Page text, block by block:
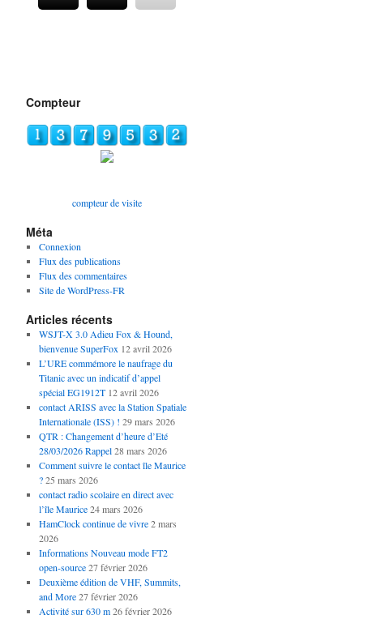
Compteur
compteur de visite
Méta
Connexion
Flux des publications
Flux des commentaires
Site de WordPress-FR
Articles récents
WSJT-X 3.0 Adieu Fox & Hound,
bienvenue SuperFox 12 avril 2026
L’URE commémore le naufrage du
Titanic avec un indicatif d’appel
spécial EG1912T 12 avril 2026
contact ARISS avec la Station Spatiale
Internationale (ISS) ! 29 mars 2026
QTR : Changement d’heure d’Eté
28/03/2026 Rappel 28 mars 2026
Comment suivre le contact île Maurice
? 25 mars 2026
contact radio scolaire en direct avec
l’île Maurice 24 mars 2026
HamClock continue de vivre 2 mars
2026
Informations Nouveau mode FT2
open-source 27 février 2026
Deuxième édition de VHF, Summits,
and More 27 février 2026
Activité sur 630 m 26 février 2026